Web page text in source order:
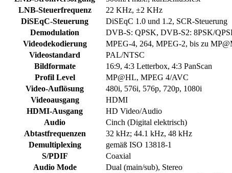
LNB-Steuerfrequenz
22 KHz, ±2 KHz
DiSEqC-Steuerung
DiSEqC 1.0 und 1.2, SCR-Steuerung
Demodulation
DVB-S: QPSK, DVB-S2: 8PSK/
Videodekodierung
MPEG-4, 264, MPEG-2, bis zu
Videostandard
PAL/NTSC
Bildformate
16:9, 4:3 Letterbox, 4:3 PanScan
Profil Level
MP@HL, MPEG 4/AVC
Video-Auflösung
480i, 576i, 576p, 720p, 1080i
Videoausgang
HDMI
HDMI-Ausgang
HD Video/Audio
Audio
Cinch (Digital elektrisch)
Abtastfrequenzen
32 kHz; 44.1 kHz, 48 kHz
Demultiplexing
gemäß ISO 13818-1
S/PDIF
Coaxial
Audio Mode
Dual (main/sub), Stereo